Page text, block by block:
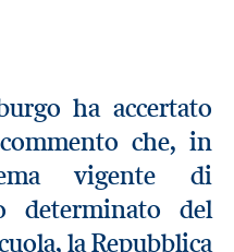
ha accertato
che, in
vigente di
determinato del
la Repubblica